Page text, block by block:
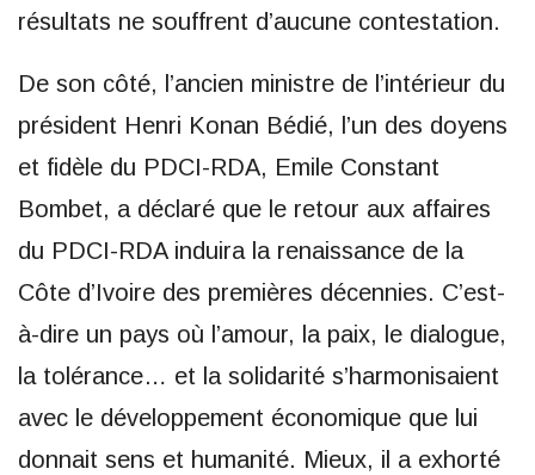
résultats ne souffrent d’aucune contestation.
De son côté, l’ancien ministre de l’intérieur du
président Henri Konan Bédié, l’un des doyens
et fidèle du PDCI-RDA, Emile Constant
Bombet, a déclaré que le retour aux affaires
du PDCI-RDA induira la renaissance de la
Côte d’Ivoire des premières décennies. C’est-
à-dire un pays où l’amour, la paix, le dialogue,
la tolérance… et la solidarité s’harmonisaient
avec le développement économique que lui
donnait sens et humanité. Mieux, il a exhorté